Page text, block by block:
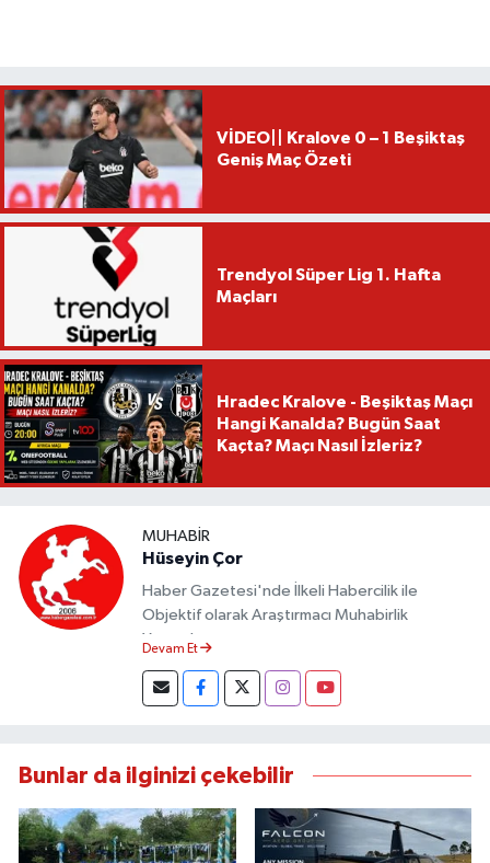
VİDEO|| Kralove 0 – 1 Beşiktaş
Geniş Maç Özeti
Trendyol Süper Lig 1. Hafta
Maçları
Hradec Kralove - Beşiktaş Maçı
Hangi Kanalda? Bugün Saat
Kaçta? Maçı Nasıl İzleriz?
MUHABIR
Hüseyin Çor
Haber Gazetesi'nde İlkeli Habercilik ile
Objektif olarak Araştırmacı Muhabirlik
Yapmaktayım.
Devam Et
Bunlar da ilginizi çekebilir